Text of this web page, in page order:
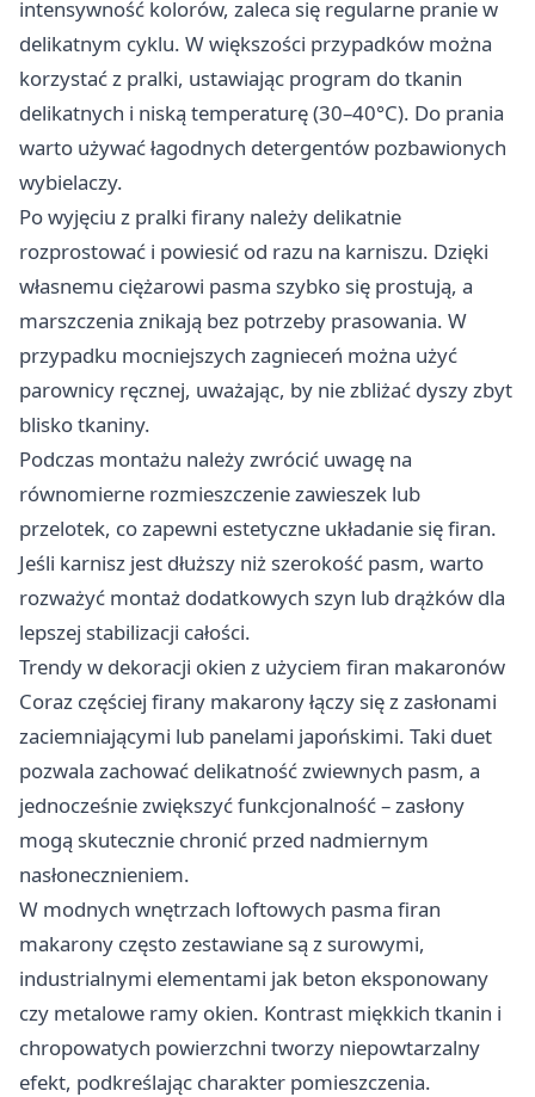
intensywność kolorów, zaleca się regularne pranie w
delikatnym cyklu. W większości przypadków można
korzystać z pralki, ustawiając program do tkanin
delikatnych i niską temperaturę (30–40°C). Do prania
warto używać łagodnych detergentów pozbawionych
wybielaczy.
Po wyjęciu z pralki firany należy delikatnie
rozprostować i powiesić od razu na karniszu. Dzięki
własnemu ciężarowi pasma szybko się prostują, a
marszczenia znikają bez potrzeby prasowania. W
przypadku mocniejszych zagnieceń można użyć
parownicy ręcznej, uważając, by nie zbliżać dyszy zbyt
blisko tkaniny.
Podczas montażu należy zwrócić uwagę na
równomierne rozmieszczenie zawieszek lub
przelotek, co zapewni estetyczne układanie się firan.
Jeśli karnisz jest dłuższy niż szerokość pasm, warto
rozważyć montaż dodatkowych szyn lub drążków dla
lepszej stabilizacji całości.
Trendy w dekoracji okien z użyciem firan makaronów
Coraz częściej firany makarony łączy się z zasłonami
zaciemniającymi lub panelami japońskimi. Taki duet
pozwala zachować delikatność zwiewnych pasm, a
jednocześnie zwiększyć funkcjonalność – zasłony
mogą skutecznie chronić przed nadmiernym
nasłonecznieniem.
W modnych wnętrzach loftowych pasma firan
makarony często zestawiane są z surowymi,
industrialnymi elementami jak beton eksponowany
czy metalowe ramy okien. Kontrast miękkich tkanin i
chropowatych powierzchni tworzy niepowtarzalny
efekt, podkreślając charakter pomieszczenia.